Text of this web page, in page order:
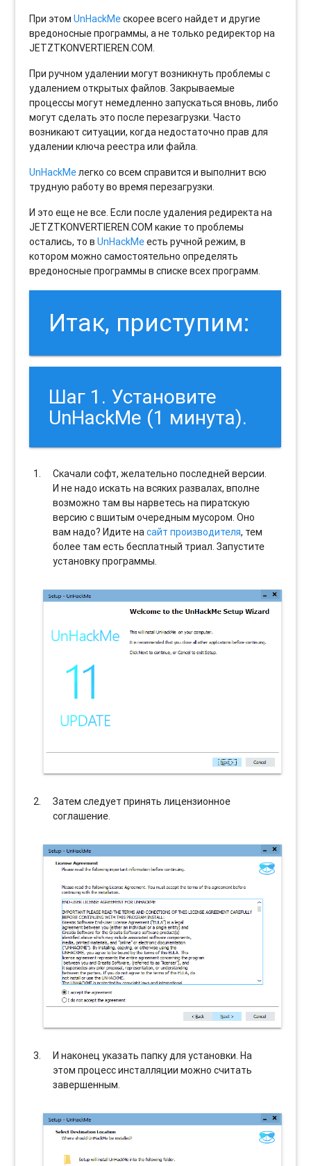
При этомUnHackMeскорее всего найдет и другие
вредоносные программы, а не только редиректор на
JETZTKONVERTIEREN.COM.
При ручном удалении могут возникнуть проблемы с
удалением открытых файлов. Закрываемые
процессы могут немедленно запускаться вновь, либо
могут сделать это после перезагрузки. Часто
возникают ситуации, когда недостаточно прав для
удалении ключа реестра или файла.
UnHackMeлегко со всем справится и выполнит всю
трудную работу во время перезагрузки.
И это еще не все. Если после удаления редиректа на
JETZTKONVERTIEREN.COM какие то проблемы
остались, то вUnHackMeесть ручной режим, в
котором можно самостоятельно определять
вредоносные программы в списке всех программ.
Итак, приступим:
Шаг 1. Установите
UnHackMe (1 минута).
Скачали софт, желательно последней версии.
И не надо искать на всяких развалах, вполне
возможно там вы нарветесь на пиратскую
версию с вшитым очередным мусором. Оно
вам надо? Идите насайт производителя, тем
более там есть бесплатный триал. Запустите
установку программы.
Затем следует принять лицензионное
соглашение.
И наконец указать папку для установки. На
этом процесс инсталляции можно считать
завершенным.